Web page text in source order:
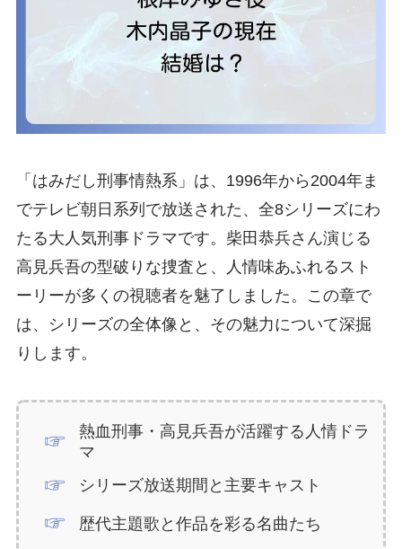
「はみだし刑事情熱系」は、1996年から2004年ま
でテレビ朝日系列で放送された、全8シリーズにわ
たる大人気刑事ドラマです。柴田恭兵さん演じる
高見兵吾の型破りな捜査と、人情味あふれるスト
ーリーが多くの視聴者を魅了しました。この章で
は、シリーズの全体像と、その魅力について深掘
りします。
熱血刑事・高見兵吾が活躍する人情ドラ
マ
シリーズ放送期間と主要キャスト
歴代主題歌と作品を彩る名曲たち